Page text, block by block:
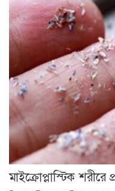
মাইক্রোপ্লাস্টিক